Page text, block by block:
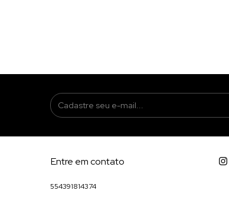
Entre em contato
554391814374